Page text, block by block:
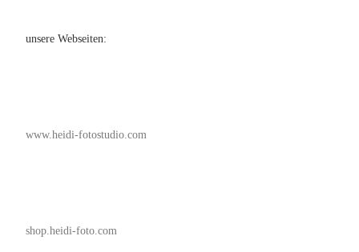
unsere Webseiten:
www.heidi-fotostudio.com
shop.heidi-foto.com